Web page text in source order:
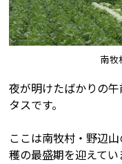
南牧
夜が明けたばかりの
タスです。
ここは南牧村・野辺
穫の最盛期を迎えてい